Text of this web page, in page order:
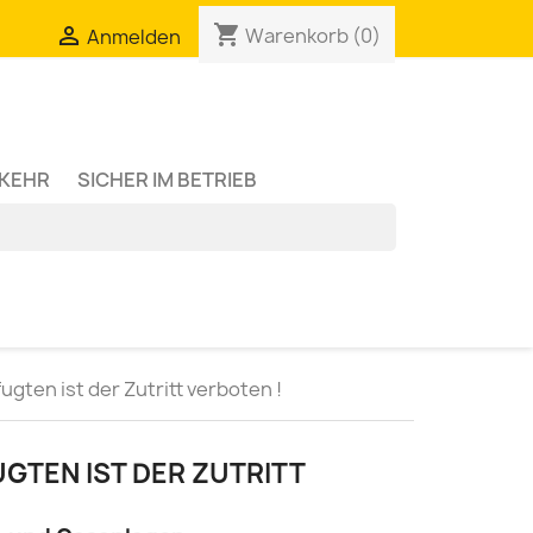
 Anmelden shopping_cart Warenkorb (0)
SICHER IM BETRIEB
ist der Zutritt verboten !
IST DER ZUTRITT